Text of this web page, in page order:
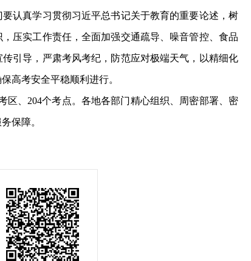
认真学习贯彻习近平总书记关于教育的重要论述，树
压实工作责任，全面加强交通疏导、噪音管控、食品
引导，严肃考风考纪，防范应对极端天气，以精细化
高考安全平稳顺利进行。
区、204个考点。各地各部门精心组织、周密部署、密
保障。